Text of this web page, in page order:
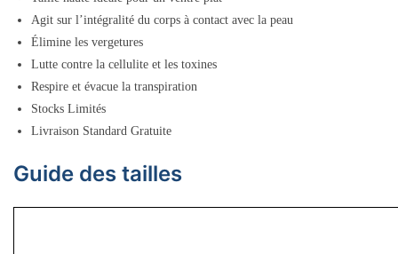
Agit sur l’intégralité du corps à contact avec la peau
Élimine les vergetures
Lutte contre la cellulite et les toxines
Respire et évacue la transpiration
Stocks Limités
Livraison Standard Gratuite
Guide des tailles